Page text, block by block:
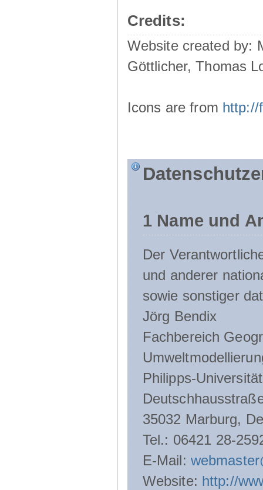
Credits:
Website created by:
Göttlicher, Thomas
Icons are from http://
1 Name und
Der
und anderer
sowie sonstiger
Jörg Bendix
Fachbereich
Philipps-
35032 Marburg,
Tel.: 06421 28-
E-Mail:
Website: http://